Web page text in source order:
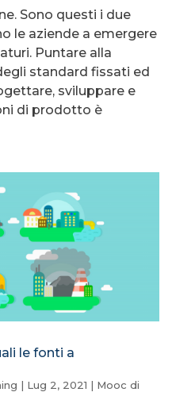
Sono questi i due
le aziende a emergere
Puntare alla
standard fissati ed
sviluppare e
di prodotto è
le fonti a
| Lug 2, 2021 | Mooc di